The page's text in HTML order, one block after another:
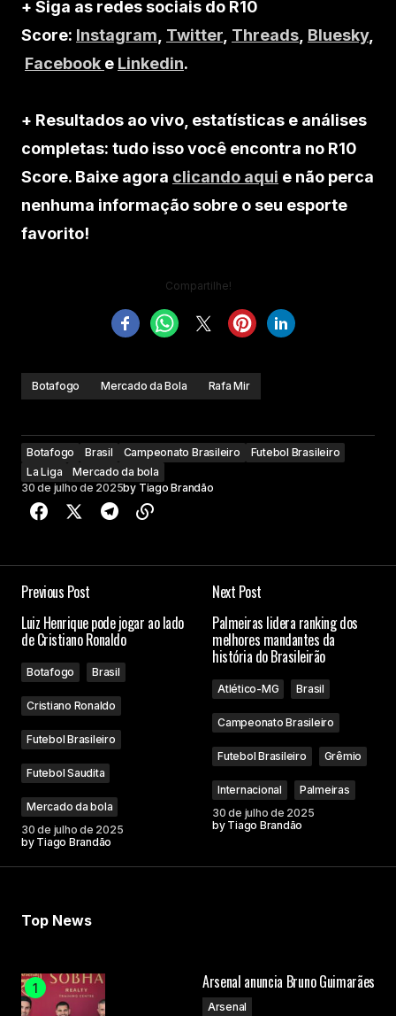
+ Siga as redes sociais do R10
Score: Instagram, Twitter, Threads, Bluesky,
Facebook e Linkedin.
+ Resultados ao vivo, estatísticas e análises
completas: tudo isso você encontra no R10
Score. Baixe agora clicando aqui e não perca
nenhuma informação sobre o seu esporte
favorito!
Compartilhe!
Botafogo Mercado da Bola Rafa Mir
Botafogo Brasil Campeonato Brasileiro
Futebol Brasileiro
La Liga
Mercado da bola
30 de julho de 2025by Tiago Brandão
Previous Post
Luiz Henrique pode jogar ao lado
de Cristiano Ronaldo
Botafogo Brasil
Cristiano Ronaldo
Futebol Brasileiro
Futebol Saudita
Mercado da bola
30 de julho de 2025
by Tiago Brandão
Next Post
Palmeiras lidera ranking dos
melhores mandantes da
história do Brasileirão
Atlético-MG Brasil
Campeonato Brasileiro
Futebol Brasileiro Grêmio
Internacional
Palmeiras
30 de julho de 2025
by Tiago Brandão
Top News
Arsenal anuncia Bruno Guimarães
Arsenal